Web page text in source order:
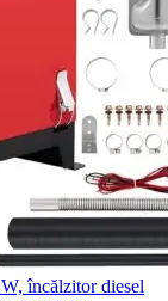
încălzitor diesel